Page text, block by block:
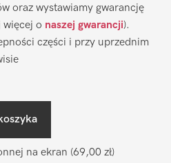
oraz wystawiamy gwarancję
więcej o naszej gwarancji).
części i przy uprzednim
na ekran (69,00 zł)